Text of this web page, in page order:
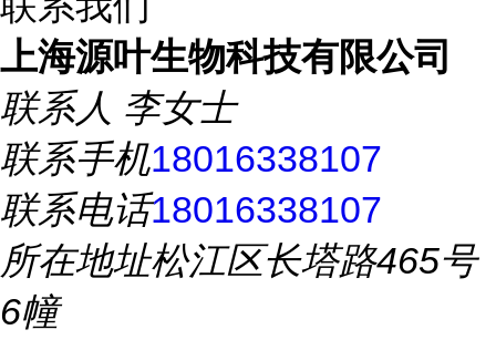
上海源叶生物科技有限公司
联系人 李女士
联系手机18016338107
联系电话18016338107
所在地址松江区长塔路465号
6幢